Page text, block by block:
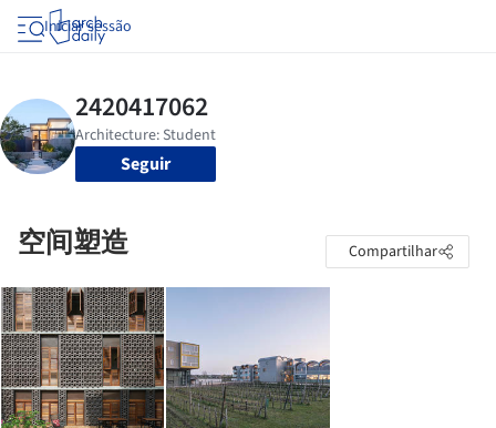
Iniciar sessão
Seguir
空间塑造 Compartilhar